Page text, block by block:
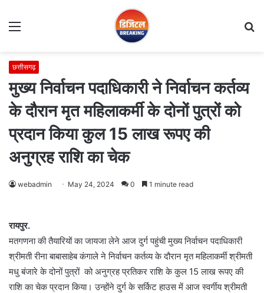
Menu
छत्तीसगढ़
मुख्य निर्वाचन पदाधिकारी ने निर्वाचन कर्तव्य
के दौरान मृत महिलाकर्मी के दोनों पुत्रों को
प्रदान किया कुल 15 लाख रूपए की
अनुग्रह राशि का चेक
webadmin May 24, 2024 0 1 minute read
रायपुर.
मतगणना की तैयारियों का जायजा लेने आज दुर्ग पहुंची मुख्य निर्वाचन पदाधिकारी
श्रीमती रीना बाबासाहेब कंगाले ने निर्वाचन कर्तव्य के दौरान मृत महिलाकर्मी श्रीमती
मधु बंजारे के दोनों पुत्रों को अनुग्रह प्रतिकर राशि के कुल 15 लाख रूपए की
राशि का चेक प्रदान किया। उन्होंने दुर्ग के सर्किट हाउस में आज स्वर्गीय श्रीमती